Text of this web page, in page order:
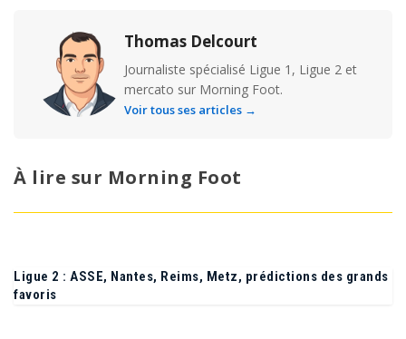
Thomas Delcourt
Journaliste spécialisé Ligue 1, Ligue 2 et
mercato sur Morning Foot.
Voir tous ses articles →
À lire sur Morning Foot
Ligue 2 : ASSE, Nantes, Reims, Metz, prédictions des grands